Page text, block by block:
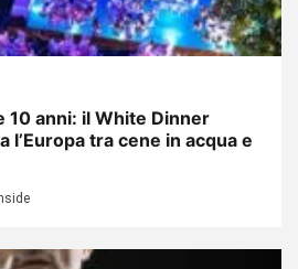
10 anni: il White Dinner
l’Europa tra cene in acqua e